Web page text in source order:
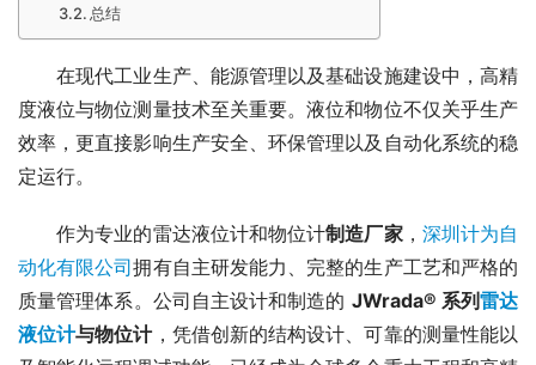
总结
在现代工业生产、能源管理以及基础设施建设中，高精
度液位与物位测量技术至关重要。液位和物位不仅关乎生产
效率，更直接影响生产安全、环保管理以及自动化系统的稳
定运行。
作为专业的雷达液位计和物位计制造厂家， 深圳计为自
动化有限公司拥有自主研发能力、完整的生产工艺和严格的
质量管理体系。公司自主设计和制造的 JWrada® 系列雷达
液位计与物位计，凭借创新的结构设计、可靠的测量性能以